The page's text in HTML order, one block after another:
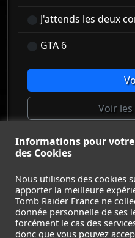
J'attends les deux
GTA 6
Voir
Informations pour
des Cookies
Nous utilisons des cookies
apporter la meilleure
Tomb Raider France ne
donnée personnelle de ses
forcément le cas des
donc que vous pouvez
Lara Croft et Tomb Raider
Square
ACCUEIL- TOMB RAIDER
CATALYST- LARA